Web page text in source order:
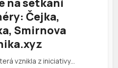
na setkání
Čejka,
Smirnova
vznikla z iniciativy…